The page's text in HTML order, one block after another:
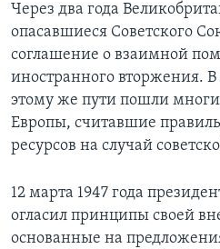
Через два года
опасавшиеся Советского
соглашение о взаимной
иностранного вторжения.
этому же пути пошли
Европы, считавшие
ресурсов на случай
12 марта 1947 года
огласил принципы своей
основанные на